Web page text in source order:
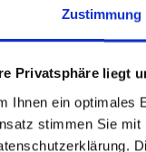
Zustimmung
Privatsphäre liegt
Ihnen ein optimales
stimmen Sie mit
Reise durch die